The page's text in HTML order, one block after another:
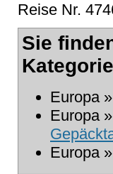
Reise Nr.
Sie
Europa »
Europa »
Europa »